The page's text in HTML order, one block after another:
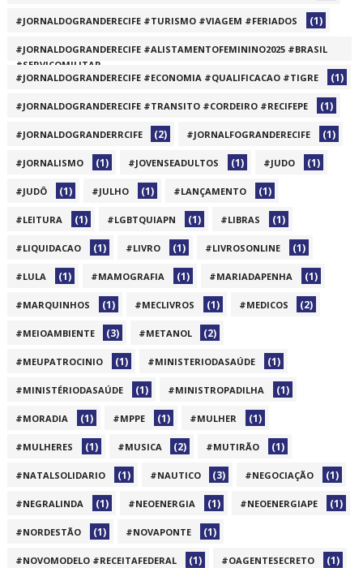
#JORNALDOGRANDERECIFE #TURISMO #VIAGEM #FERIADOS (1)
#JORNALDOGRANDERECIFE #ALISTAMENTOFEMININO2025 #BRASIL
#SERVIÇOMILITAR
(1)
#JORNALDOGRANDERECIFE #ECONOMIA #QUALIFICACAO #TIGRE (1)
#JORNALDOGRANDERECIFE #TRANSITO #CORDEIRO #RECIFEPE (1)
#JORNALDOGRANDERRCIFE (2) #JORNALFOGRANDERECIFE (1)
#JORNALISMO (1) #JOVENSEADULTOS (1) #JUDO (1)
#JUDÔ (1) #JULHO (1) #LANÇAMENTO (1)
#LEITURA (1) #LGBTQUIAPN (1) #LIBRAS (1)
#LIQUIDACAO (1) #LIVRO (1) #LIVROSONLINE (1)
#LULA (1) #MAMOGRAFIA (1) #MARIADAPENHA (1)
#MARQUINHOS (1) #MECLIVROS (1) #MEDICOS (2)
#MEIOAMBIENTE (3) #METANOL (2)
#MEUPATROCINIO (1) #MINISTERIODASAÚDE (1)
#MINISTÉRIODASAÚDE (1) #MINISTROPADILHA (1)
#MORADIA (1) #MPPE (1) #MULHER (1)
#MULHERES (1) #MUSICA (2) #MUTIRÃO (1)
#NATALSOLIDARIO (1) #NAUTICO (3) #NEGOCIAÇÃO (1)
#NEGRALINDA (1) #NEOENERGIA (1) #NEOENERGIAPE (1)
#NORDESTÃO (1) #NOVAPONTE (1)
#NOVOMODELO #RECEITAFEDERAL (1) #OAGENTESECRETO (1)